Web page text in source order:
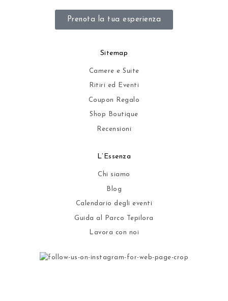
Prenota la tua esperienza
Sitemap
Camere e Suite
Ritiri ed Eventi
Coupon Regalo
Shop Boutique
Recensioni
L’Essenza
Chi siamo
Blog
Calendario degli eventi
Guida al Parco Tepilora
Lavora con noi